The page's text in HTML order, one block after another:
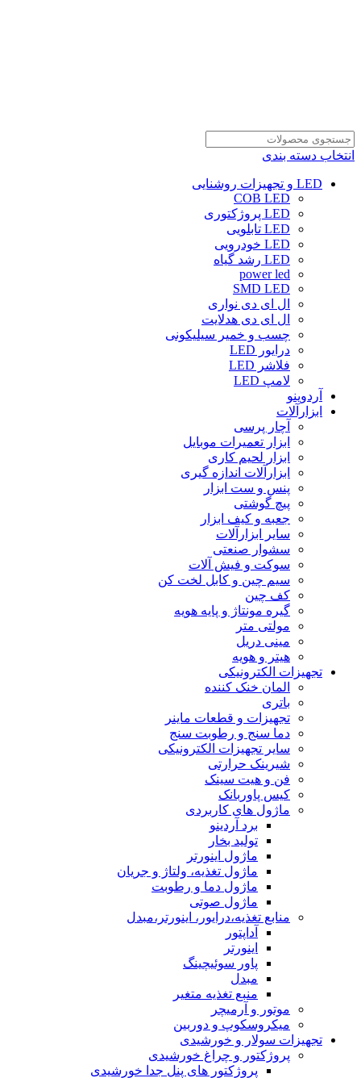
انتخاب دسته بندی
LED و تجهیزات روشنایی
COB LED
LED پروژکتوری
LED تابلویی
LED خودرویی
LED رشد گیاه
power led
SMD LED
ال ای دی نواری
ال ای دی هدلایت
چسب و خمیر سیلیکونی
درایور LED
فلاشر LED
لامپ LED
آردوینو
ابزارآلات
آچار پرسی
ابزار تعمیرات موبایل
ابزار لحیم کاری
ابزارآلات اندازه گیری
پنس و ست ابزار
پیچ گوشتی
جعبه و کیف ابزار
سایر ابزارآلات
سشوار صنعتی
سوکت و فیش آلات
سیم چین و کابل لخت کن
کف چین
گیره مونتاژ و پایه هویه
مولتی متر
مینی دریل
هیتر و هویه
تجهیزات الکترونیکی
المان خنک کننده
باتری
تجهیزات و قطعات ماینر
دما سنج و رطوبت سنج
سایر تجهیزات الکترونیکی
شیرینک حرارتی
فن و هیت سینک
کیس پاوربانک
ماژول های کاربردی
برد آردینو
تولید بخار
ماژول اینورتر
ماژول تغذیه، ولتاژ و جریان
ماژول دما و رطوبت
ماژول صوتی
منابع تغذیه،درایور، اینورتر،مبدل
آداپتور
اینورتر
پاور سوئیچینگ
مبدل
منبع تغذیه متغیر
موتور و آرمیچر
میکروسکوپ و دوربین
تجهیزات سولار و خورشیدی
پروژکتور و چراغ خورشیدی
پروژکتور های پنل جدا خورشیدی